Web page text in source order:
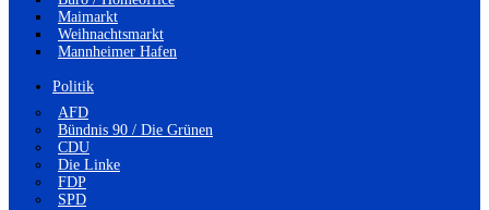
Maimarkt
Weihnachtsmarkt
Mannheimer Hafen
Politik
AFD
Bündnis 90 / Die Grünen
CDU
Die Linke
FDP
SPD